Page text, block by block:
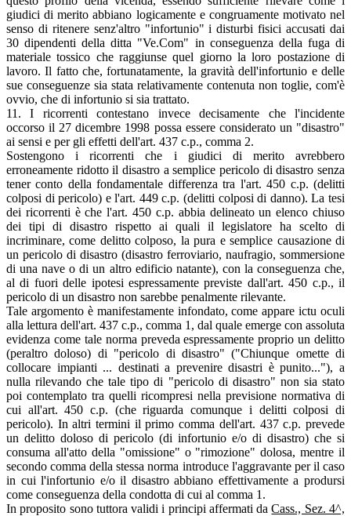
giudici di merito abbiano logicamente e congruamente motivato nel
senso di ritenere senz'altro "infortunio" i disturbi fisici accusati dai
30 dipendenti della ditta "Ve.Com" in conseguenza della fuga di
materiale tossico che raggiunse quel giorno la loro postazione di
lavoro. Il fatto che, fortunatamente, la gravità dell'infortunio e delle
sue conseguenze sia stata relativamente contenuta non toglie, com'è
ovvio, che di infortunio si sia trattato.
11. I ricorrenti contestano invece decisamente che l'incidente
occorso il 27 dicembre 1998 possa essere considerato un "disastro"
ai sensi e per gli effetti dell'art. 437 c.p., comma 2.
Sostengono i ricorrenti che i giudici di merito avrebbero
erroneamente ridotto il disastro a semplice pericolo di disastro senza
tener conto della fondamentale differenza tra l'art. 450 c.p. (delitti
colposi di pericolo) e l'art. 449 c.p. (delitti colposi di danno). La tesi
dei ricorrenti è che l'art. 450 c.p. abbia delineato un elenco chiuso
dei tipi di disastro rispetto ai quali il legislatore ha scelto di
incriminare, come delitto colposo, la pura e semplice causazione di
un pericolo di disastro (disastro ferroviario, naufragio, sommersione
di una nave o di un altro edificio natante), con la conseguenza che,
al di fuori delle ipotesi espressamente previste dall'art. 450 c.p., il
pericolo di un disastro non sarebbe penalmente rilevante.
Tale argomento è manifestamente infondato, come appare ictu oculi
alla lettura dell'art. 437 c.p., comma 1, dal quale emerge con assoluta
evidenza come tale norma preveda espressamente proprio un delitto
(peraltro doloso) di "pericolo di disastro" ("Chiunque omette di
collocare impianti ... destinati a prevenire disastri è punito..."), a
nulla rilevando che tale tipo di "pericolo di disastro" non sia stato
poi contemplato tra quelli ricompresi nella previsione normativa di
cui all'art. 450 c.p. (che riguarda comunque i delitti colposi di
pericolo). In altri termini il primo comma dell'art. 437 c.p. prevede
un delitto doloso di pericolo (di infortunio e/o di disastro) che si
consuma all'atto della "omissione" o "rimozione" dolosa, mentre il
secondo comma della stessa norma introduce l'aggravante per il caso
in cui l'infortunio e/o il disastro abbiano effettivamente a prodursi
come conseguenza della condotta di cui al comma 1.
In proposito sono tuttora validi i principi affermati daCass., Sez. 4^,